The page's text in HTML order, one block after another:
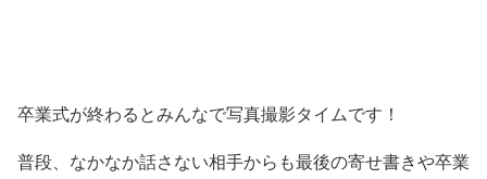
卒業式が終わるとみんなで写真撮影タイムです！
普段、なかなか話さない相手からも最後の寄せ書きや卒業